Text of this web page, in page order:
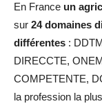
En France un
sur 24 domaines
différentes :
DIRECCTE,
COMPETENTE,
la profession la